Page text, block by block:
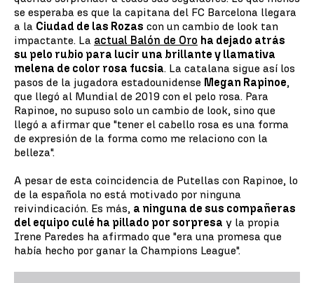
se esperaba es que la capitana del FC Barcelona llegara
a la Ciudad de las Rozas con un cambio de look tan
impactante. La actual Balón de Oro ha dejado atrás
su pelo rubio para lucir una brillante y llamativa
melena de color rosa fucsia. La catalana sigue así los
pasos de la jugadora estadounidense Megan Rapinoe,
que llegó al Mundial de 2019 con el pelo rosa. Para
Rapinoe, no supuso solo un cambio de look, sino que
llegó a afirmar que "tener el cabello rosa es una forma
de expresión de la forma como me relaciono con la
belleza".
A pesar de esta coincidencia de Putellas con Rapinoe, lo
de la española no está motivado por ninguna
reivindicación. Es más, a ninguna de sus compañeras
del equipo culé ha pillado por sorpresa y la propia
Irene Paredes ha afirmado que "era una promesa que
había hecho por ganar la Champions League".